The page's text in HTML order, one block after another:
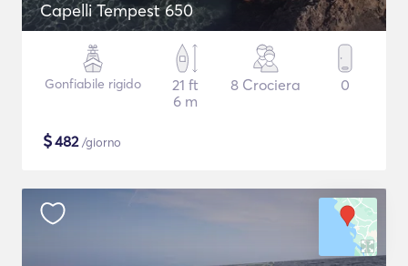
Capelli Tempest 650
Gonfiabile rigido
21 ft
6 m
8 Crociera 0
$482/giorno